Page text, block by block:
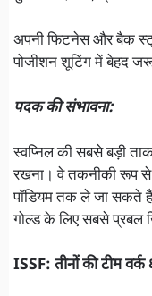
अपनी फिटनेस और बैक
पोजीशन शूटिंग में बेहद
पदक की संभावना:
स्वप्निल की सबसे बड़ी
रखना। वे तकनीकी रूप
पॉडियम तक ले जा सकते
गोल्ड के लिए सबसे प्रबल
ISSF: तीनों की टीम